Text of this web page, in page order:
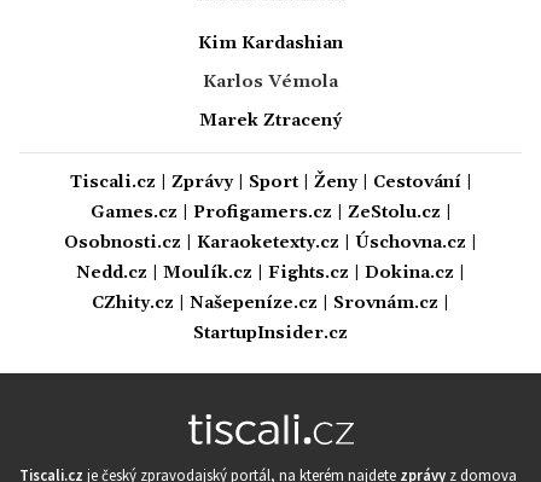
Kim Kardashian
Karlos Vémola
Marek Ztracený
Tiscali.cz Zprávy| Sport| Ženy| Cestování|
Games.cz
Profigamers.cz ZeStolu.cz
Osobnosti.cz
Karaoketexty.cz Úschovna.cz
Nedd.cz
Moulík.cz Fights.cz Dokina.cz
CZhity.cz
Našepeníze.cz Srovnám.cz
StartupInsider.cz
Tiscali.cz je český zpravodajský portál, na kterém najdete zprávy z domova